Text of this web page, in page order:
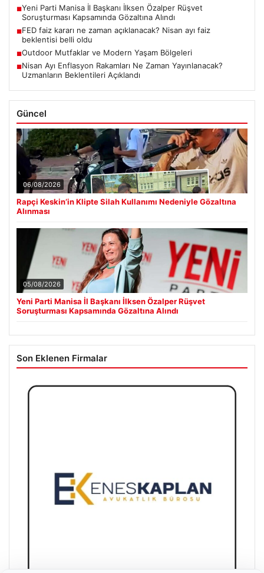
■Yeni Parti Manisa İl Başkanı İlksen Özalper Rüşvet
Soruşturması Kapsamında Gözaltına Alındı
■FED faiz kararı ne zaman açıklanacak? Nisan ayı faiz
beklentisi belli oldu
■Outdoor Mutfaklar ve Modern Yaşam Bölgeleri
■Nisan Ayı Enflasyon Rakamları Ne Zaman Yayınlanacak?
Uzmanların Beklentileri Açıklandı
Güncel
06/08/2026
Rapçi Keskin’in Klipte Silah Kullanımı Nedeniyle Gözaltına
Alınması
05/08/2026
Yeni Parti Manisa İl Başkanı İlksen Özalper Rüşvet
Soruşturması Kapsamında Gözaltına Alındı
Son Eklenen Firmalar